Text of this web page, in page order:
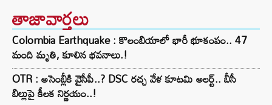
తాజావార్తలు
Colombia Earthquake : కొలంబియాలో భారీ భూకంపం.. 47
మంది మృతి, కూలిన భవనాలు.!
OTR : అసెంబ్లీకి వైసీపీ..? DSC రచ్చ వేళ కూటమి అలర్ట్.. బీసీ
బిల్లుపై కీలక నిర్ణయం..!